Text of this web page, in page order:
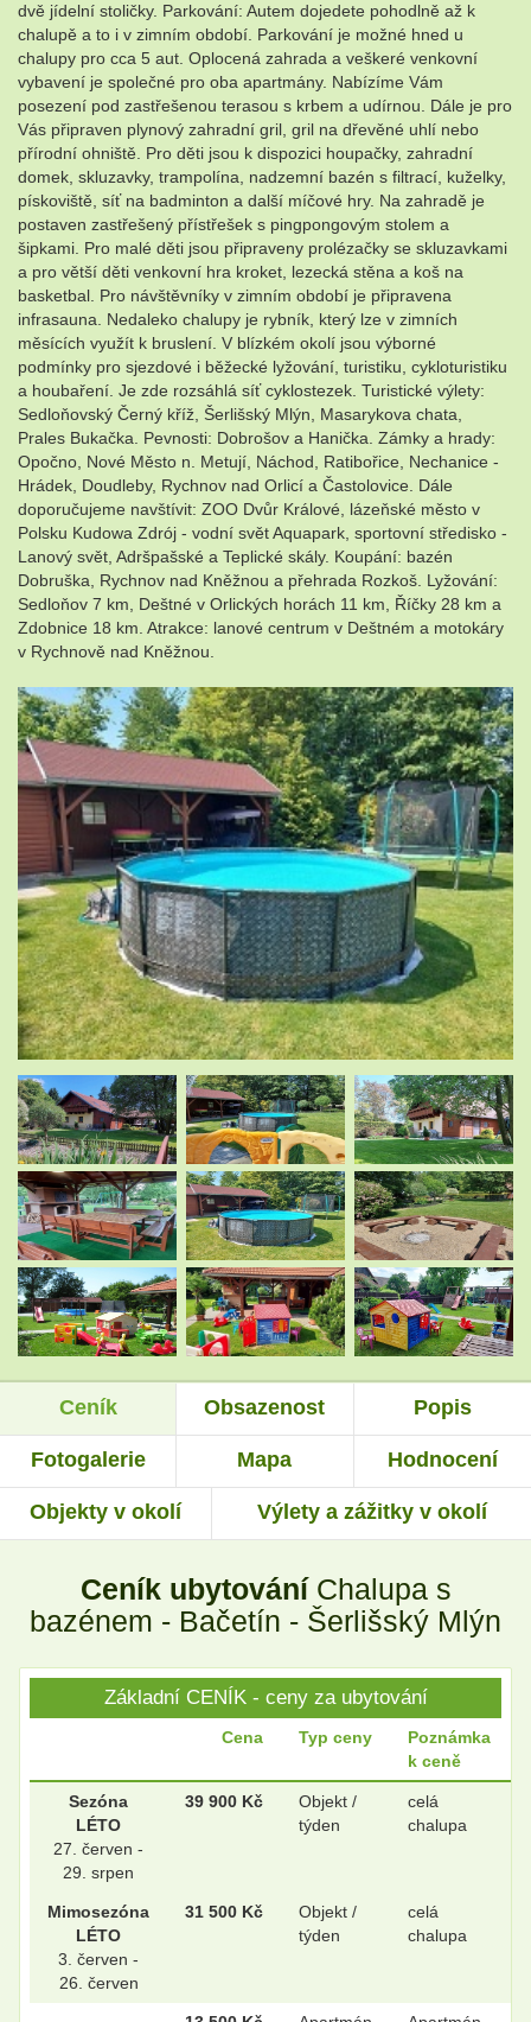
dvě jídelní stoličky. Parkování: Autem dojedete pohodlně až k
chalupě a to i v zimním období. Parkování je možné hned u
chalupy pro cca 5 aut. Oplocená zahrada a veškeré venkovní
vybavení je společné pro oba apartmány. Nabízíme Vám
posezení pod zastřešenou terasou s krbem a udírnou. Dále je pro
Vás připraven plynový zahradní gril, gril na dřevěné uhlí nebo
přírodní ohniště. Pro děti jsou k dispozici houpačky, zahradní
domek, skluzavky, trampolína, nadzemní bazén s filtrací, kuželky,
pískoviště, síť na badminton a další míčové hry. Na zahradě je
postaven zastřešený přístřešek s pingpongovým stolem a
šipkami. Pro malé děti jsou připraveny prolézačky se skluzavkami
a pro větší děti venkovní hra kroket, lezecká stěna a koš na
basketbal. Pro návštěvníky v zimním období je připravena
infrasauna. Nedaleko chalupy je rybník, který lze v zimních
měsících využít k bruslení. V blízkém okolí jsou výborné
podmínky pro sjezdové i běžecké lyžování, turistiku, cykloturistiku
a houbaření. Je zde rozsáhlá síť cyklostezek. Turistické výlety:
Sedloňovský Černý kříž, Šerlišský Mlýn, Masarykova chata,
Prales Bukačka. Pevnosti: Dobrošov a Hanička. Zámky a hrady:
Opočno, Nové Město n. Metují, Náchod, Ratibořice, Nechanice -
Hrádek, Doudleby, Rychnov nad Orlicí a Častolovice. Dále
doporučujeme navštívit: ZOO Dvůr Králové, lázeňské město v
Polsku Kudowa Zdrój - vodní svět Aquapark, sportovní středisko -
Lanový svět, Adršpašské a Teplické skály. Koupání: bazén
Dobruška, Rychnov nad Kněžnou a přehrada Rozkoš. Lyžování:
Sedloňov 7 km, Deštné v Orlických horách 11 km, Říčky 28 km a
Zdobnice 18 km. Atrakce: lanové centrum v Deštném a motokáry
v Rychnově nad Kněžnou.
Ceník Obsazenost Popis
Fotogalerie Mapa Hodnocení
Objekty v okolí Výlety a zážitky v okolí
Ceník ubytování Chalupa s
bazénem - Bačetín - Šerlišský Mlýn
Základní CENÍK - ceny za ubytování
Cena Typ ceny
Poznámka
k ceně
Sezóna
LÉTO
27. červen -
29. srpen
39 900 Kč
Objekt /
týden
celá
chalupa
Mimosezóna
LÉTO
3. červen -
26. červen
31 500 Kč
Objekt /
týden
celá
chalupa